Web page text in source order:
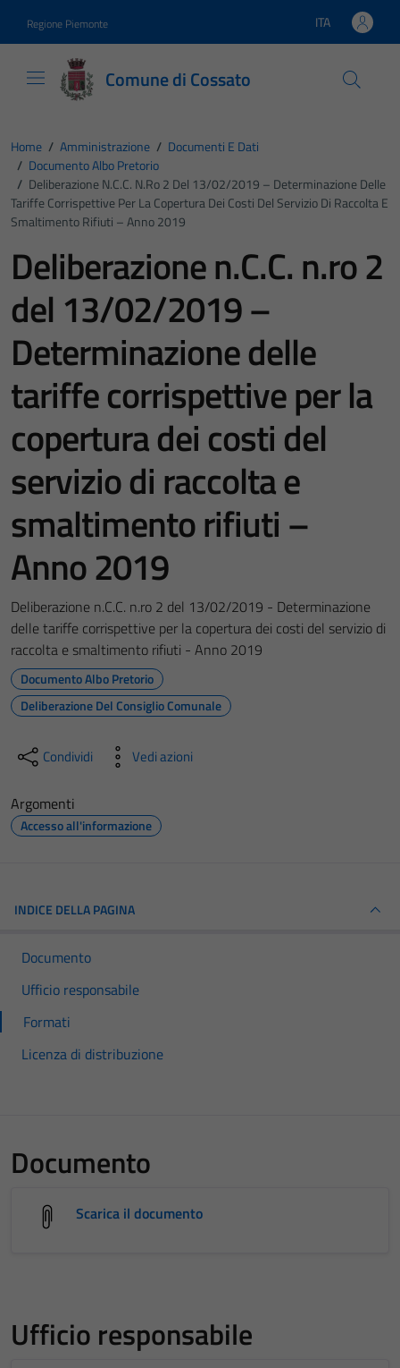
Regione Piemonte Lingua attiva:
ITA
Comune di Cossato
Home / Amministrazione / Documenti E Dati
/ Documento Albo Pretorio
/ Deliberazione N.C.C. N.ro 2 Del 13/02/2019 – Determinazione Delle
Tariffe Corrispettive Per La Copertura Dei Costi Del Servizio Di Raccolta E
Smaltimento Rifiuti – Anno 2019
Deliberazione n.C.C. n.ro 2
del 13/02/2019 –
Determinazione delle
tariffe corrispettive per la
copertura dei costi del
servizio di raccolta e
smaltimento rifiuti –
Anno 2019
Deliberazione n.C.C. n.ro 2 del 13/02/2019 - Determinazione
delle tariffe corrispettive per la copertura dei costi del servizio di
raccolta e smaltimento rifiuti - Anno 2019
Documento Albo Pretorio
Deliberazione Del Consiglio Comunale
Condividi Vedi azioni
Argomenti
Accesso all'informazione
INDICE DELLA PAGINA
Documento
Ufficio responsabile
Formati
Licenza di distribuzione
Documento
Scarica il documento
Ufficio responsabile